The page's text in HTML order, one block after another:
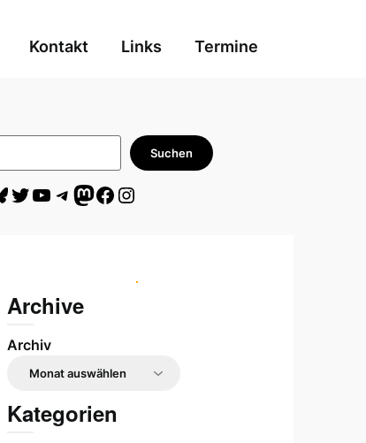
Kontakt Links Termine
Suchen
Twitter YouTube Telegram Mastodon Facebook Instagram
Archive
Archiv
Kategorien